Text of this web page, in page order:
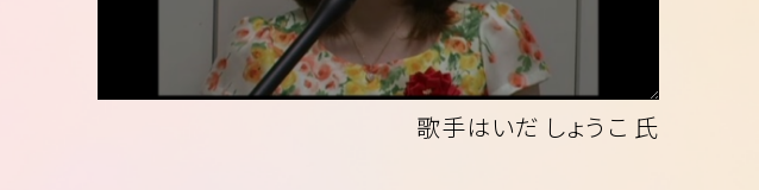
歌手はいだ しょうこ 氏